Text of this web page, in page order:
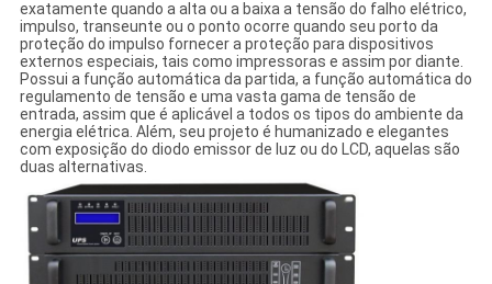
exatamente quando a alta ou a baixa a tensão do falho elétrico,
impulso, transeunte ou o ponto ocorre quando seu porto da
proteção do impulso fornecer a proteção para dispositivos
externos especiais, tais como impressoras e assim por diante.
Possui a função automática da partida, a função automática do
regulamento de tensão e uma vasta gama de tensão de
entrada, assim que é aplicável a todos os tipos do ambiente da
energia elétrica. Além, seu projeto é humanizado e elegantes
com exposição do diodo emissor de luz ou do LCD, aquelas são
duas alternativas.